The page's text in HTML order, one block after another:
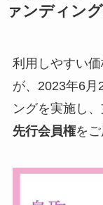
ァンディン
利用しやすい
が、2023年6月
ングを実施し
先行会員権をご